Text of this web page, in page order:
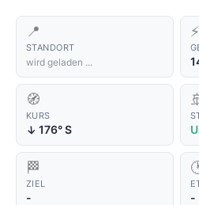
📍
STANDORT
wird geladen ...
⚡
🧭
KURS
↑ 176° S
🏁
ZIEL
- -